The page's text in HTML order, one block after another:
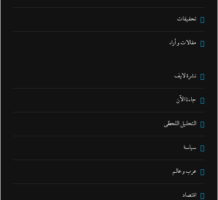
تحقيقات
مقالات و أراء
نشرة لايف
جاءنا الآن
التحليل اللحظي
سياسة
عرب و عالم
اقتصاد